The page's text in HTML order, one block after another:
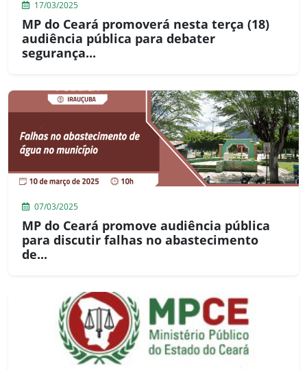
17/03/2025
MP do Ceará promoverá nesta terça (18)
audiência pública para debater
segurança...
07/03/2025
MP do Ceará promove audiência pública
para discutir falhas no abastecimento
de...